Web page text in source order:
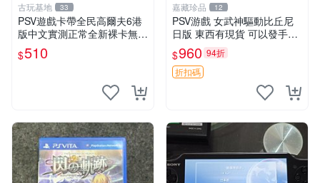
古玩基地 33
PSV遊戲卡帶全民高爾夫6港
版中文實測正常全新裸卡無保
售不退換單次購兩張以上再享
優惠 全民高爾夫6 PSV 港版
$510
嘉藏珍品 12
PSV游戲 女武神驅動比丘尼
日版 東西有現貨 可以發手物
品 無質量問題售不退不換
$960 94折
折扣碼